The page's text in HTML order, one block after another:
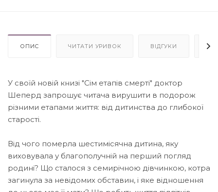
ОПИС ЧИТАТИ УРИВОК ВІДГУКИ
У своїй новій книзі "Сім етапів смерті" доктор
Шеперд запрошує читача вирушити в подорож
різними етапами життя: від дитинства до глибокої
старості.
Від чого померла шестимісячна дитина, яку
виховувала у благополучній на перший погляд
родині? Що сталося з семирічною дівчинкою, котра
загинула за невідомих обставин, і яке відношення